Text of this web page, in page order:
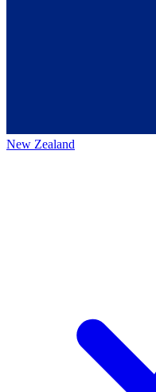
New Zealand